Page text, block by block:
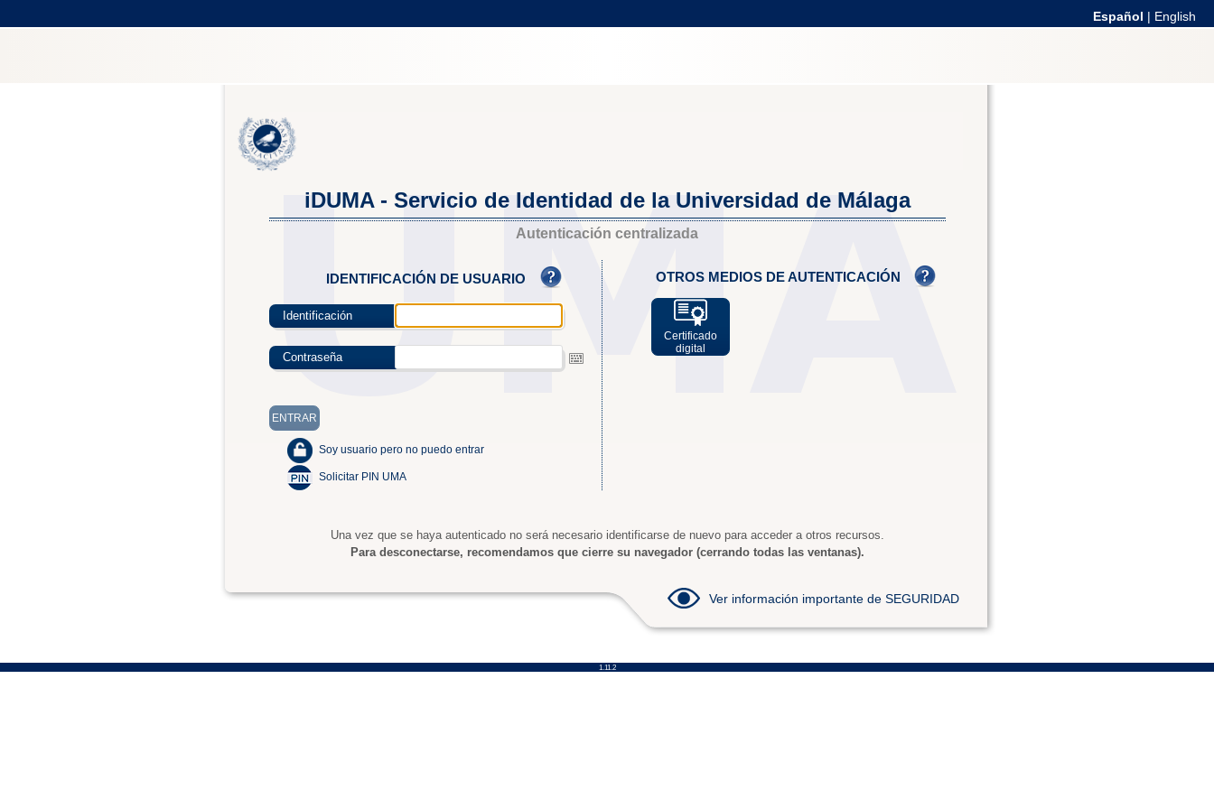
Español | English
iDUMA - Servicio de Identidad de la Universidad de Málaga
Autenticación centralizada
IDENTIFICACIÓN DE USUARIO
Identificación
Contraseña
Soy usuario pero no puedo entrar
Solicitar PIN UMA
OTROS MEDIOS DE AUTENTICACIÓN
Certificado
digital
Una vez que se haya autenticado no será necesario identificarse de nuevo para acceder a otros recursos.
Para desconectarse, recomendamos que cierre su navegador (cerrando todas las ventanas).
Ver información importante de SEGURIDAD
1.11.2